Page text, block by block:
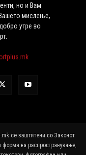
но и Вам
мислење,
утре во
се заштитени со Законот
форма на распространување,